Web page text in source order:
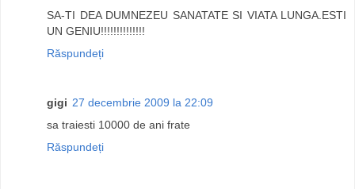
SA-TI DEA DUMNEZEU SANATATE SI VIATA LUNGA.ESTI
UN GENIU!!!!!!!!!!!!!!
Răspundeți
gigi 27 decembrie 2009 la 22:09
sa traiesti 10000 de ani frate
Răspundeți